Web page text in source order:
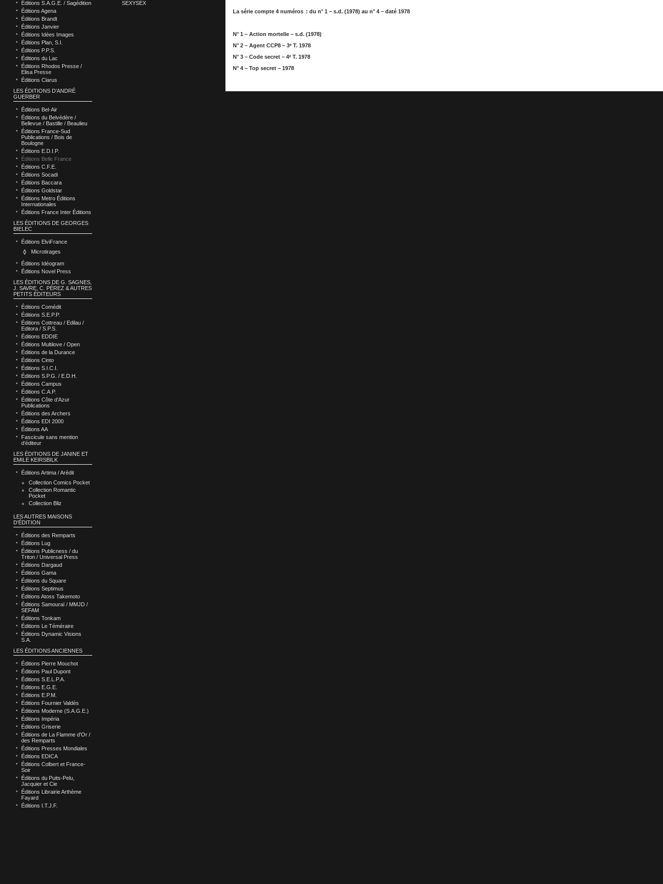
Éditions S.A.G.E. / Sagédition
Éditions Agena
Éditions Brandt
Éditions Janvier
Éditions Idées Images
Éditions Plan, S.I.
Éditions P.P.S.
Éditions du Lac
Éditions Rhodos Presse /
Elisa Presse
Éditions Clarus
LES ÉDITIONS D’ANDRÉ
GUERBER
Éditions Bel-Air
Éditions du Belvédère /
Bellevue / Bastille / Beaulieu
Éditions France-Sud
Publications / Bois de
Boulogne
Éditions E.D.I.P.
Éditions Belle France
Éditions C.F.E.
Éditions Socadi
Éditions Baccara
Éditions Goldstar
Éditions Metro Éditions
Internationales
Éditions France Inter Éditions
LES ÉDITIONS DE GEORGES
BIELEC
Éditions ElviFrance
Microtirages
Éditions Idéogram
Éditions Novel Press
LES ÉDITIONS DE G. SAGNES,
J. SAVRE, C. PÉREZ & AUTRES
PETITS ÉDITEURS
Éditions Comédit
Éditions S.E.P.P.
Éditions Cottreau / Edilau /
Editora / S.P.S.
Éditions EDDIE
Éditions Multilove / Open
Éditions de la Durance
Éditions Cinto
Éditions S.I.C.I.
Éditions S.P.G. / E.D.H.
Éditions Campus
Éditions C.A.P.
Éditions Côte d’Azur
Publications
Éditions des Archers
Éditions EDI 2000
Éditions AA
Fascicule sans mention
d’éditeur
LES ÉDITIONS DE JANINE ET
EMILE KEIRSBILK
Éditions Artima / Arédit
Collection Comics Pocket
Collection Romantic
Pocket
Collection Bliz
LES AUTRES MAISONS
D'ÉDITION
Éditions des Remparts
Éditions Lug
Éditions Publicness / du
Triton / Universal Press
Éditions Dargaud
Éditions Gama
Éditions du Square
Éditions Septimus
Éditions Atoss Takemoto
Éditions Samouraï / MMJD /
SEFAM
Éditions Tonkam
Éditions Le Téméraire
Éditions Dynamic Visions
S.A.
LES ÉDITIONS ANCIENNES
Éditions Pierre Mouchot
Éditions Paul Dupont
Éditions S.E.L.P.A.
Éditions E.G.E.
Éditions E.P.M.
Éditions Fournier Valdès
Éditions Moderne (S.A.G.E.)
Éditions Impéria
Éditions Griserie
Éditions de La Flamme d’Or /
des Remparts
Éditions Presses Mondiales
Éditions EDICA
Éditions Colbert et France-
Soir
Éditions du Puits-Pelu,
Jacquier et Cie
Éditions Librairie Arthème
Fayard
Éditions I.T.J.F.
SEXYSEX
La série compte 4 numéros : du n° 1 – s.d. (1978) au n° 4 – daté 1978
N° 1 – Action mortelle – s.d. (1978)
N° 2 – Agent CCP8 – 3ᵉ T. 1978
N° 3 – Code secret – 4ᵉ T. 1978
N° 4 – Top secret – 1978